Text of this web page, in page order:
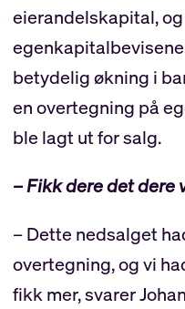
eierandelskapital,
betydelig økning i
en overtegning på
ble lagt ut for salg.
– Fikk dere det dere
– Dette nedsalget
overtegning, og vi
fikk mer, svarer